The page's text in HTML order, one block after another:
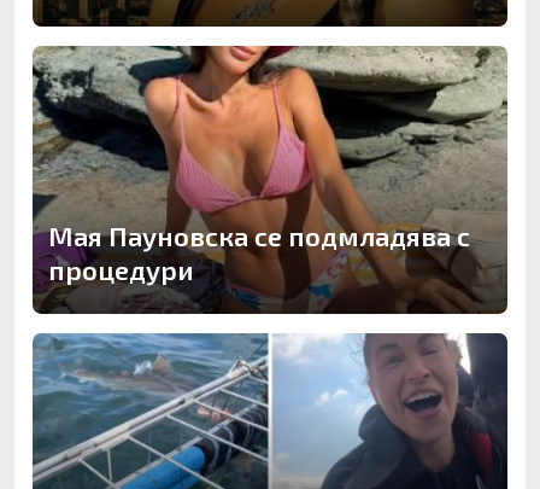
Мая Пауновска се подмладява с
процедури